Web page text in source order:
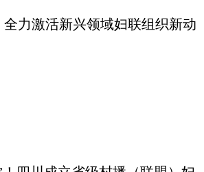
全力激活新兴领域妇联组织新动